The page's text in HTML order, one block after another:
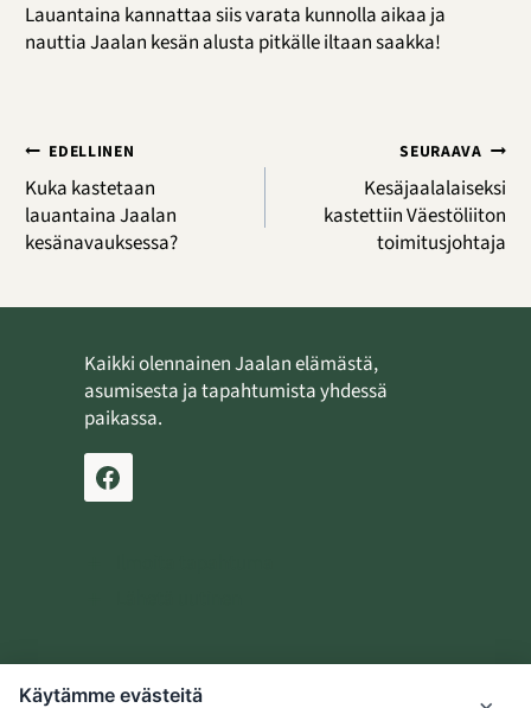
Lauantaina kannattaa siis varata kunnolla aikaa ja
nauttia Jaalan kesän alusta pitkälle iltaan saakka!
Artikkelien
selaus
EDELLINEN
Kuka kastetaan
lauantaina Jaalan
kesänavauksessa?
SEURAAVA
Kesäjaalalaiseksi
kastettiin Väestöliiton
toimitusjohtaja
Kaikki olennainen Jaalan elämästä,
asumisesta ja tapahtumista yhdessä
paikassa.
Käytämme evästeitä